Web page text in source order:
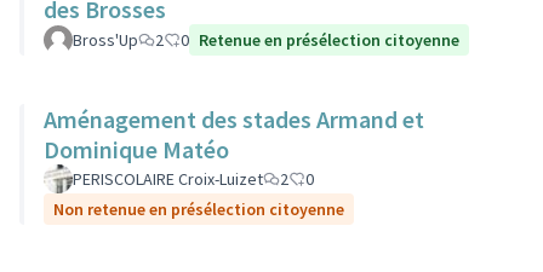
des Brosses
Bross'Up 2 0 Retenue en présélection citoyenne
Aménagement des stades Armand et
Dominique Matéo
PERISCOLAIRE Croix-Luizet 2
0
Non retenue en présélection citoyenne